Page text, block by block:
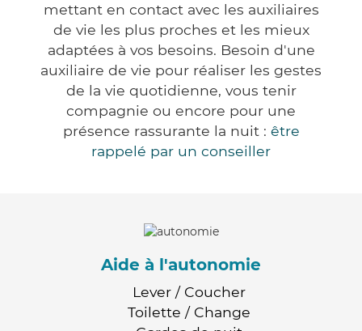
mettant en contact avec les auxiliaires
de vie les plus proches et les mieux
adaptées à vos besoins. Besoin d'une
auxiliaire de vie pour réaliser les gestes
de la vie quotidienne, vous tenir
compagnie ou encore pour une
présence rassurante la nuit : être
rappelé par un conseiller
Aide à l'autonomie
Lever / Coucher
Toilette / Change